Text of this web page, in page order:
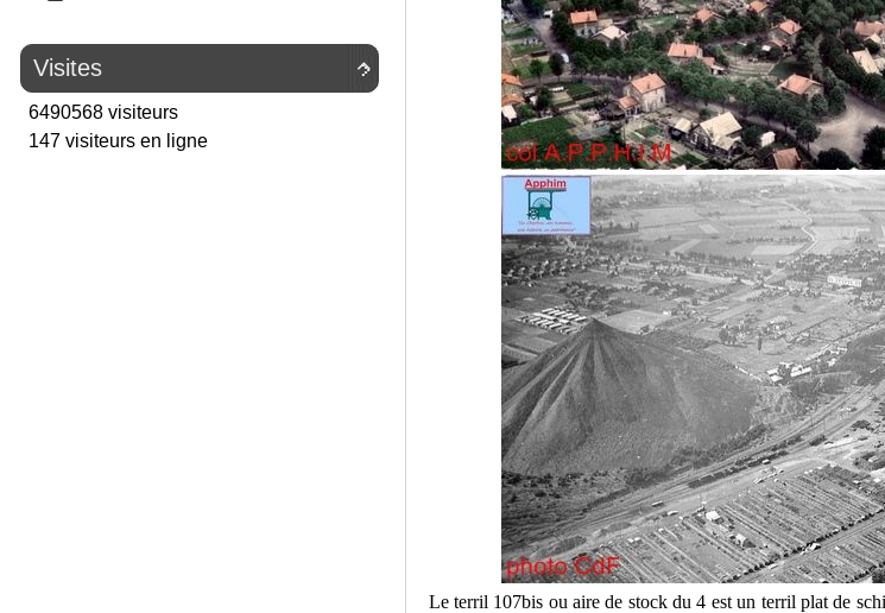

Visites
6490568 visiteurs
147 visiteurs en ligne
Le terril 107bis ou aire de stock du 4 est un terril plat de